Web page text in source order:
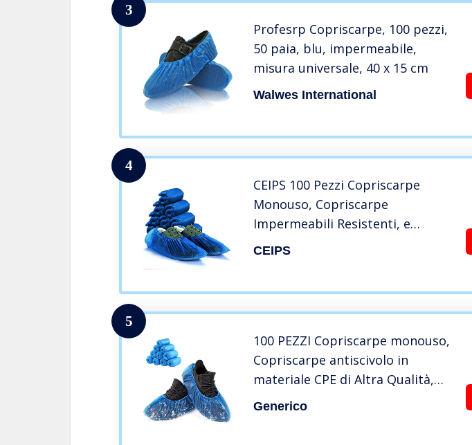
3
Profesrp Copriscarpe, 100 pezzi,
50 paia, blu, impermeabile,
misura universale, 40 x 15 cm
Walwes International
4
CEIPS 100 Pezzi Copriscarpe
Monouso, Copriscarpe
Impermeabili Resistenti, e
Robusti Per Piscina, Casa, e
CEIPS
5
100 PEZZI Copriscarpe monouso,
Copriscarpe antiscivolo in
materiale CPE di Altra Qualità,
Impermeabile, Resistente Per
Generico